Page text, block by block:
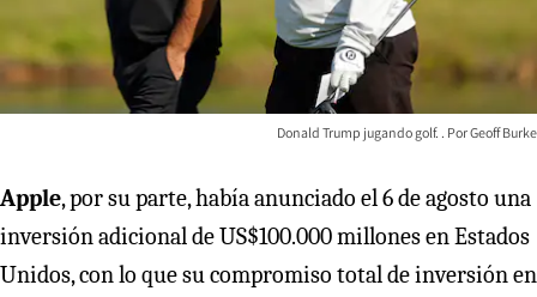
Donald Trump jugando golf. Geoff Burke
Apple, por su parte, había anunciado el 6 de agosto una
inversión adicional de US$100.000 millones en Estados
Unidos, con lo que su compromiso total de inversión en